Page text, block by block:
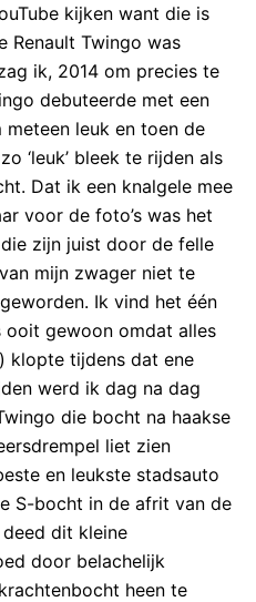
kijken want die is
Renault Twingo was
ik, 2014 om precies te
debuteerde met een
meteen leuk en toen de
‘leuk’ bleek te rijden als
Dat ik een knalgele mee
voor de foto’s was het
zijn juist door de felle
mijn zwager niet te
Ik vind het één
gewoon omdat alles
klopte tijdens dat ene
werd ik dag na dag
die bocht na haakse
liet zien
en leukste stadsauto
S-bocht in de afrit van de
deed dit kleine
door belachelijk
heen te